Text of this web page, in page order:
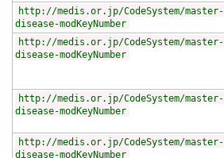
http://medis.or.jp/CodeSystem/master-
disease-modKeyNumber
http://medis.or.jp/CodeSystem/master-
disease-modKeyNumber
http://medis.or.jp/CodeSystem/master-
disease-modKeyNumber
http://medis.or.jp/CodeSystem/master-
disease-modKeyNumber